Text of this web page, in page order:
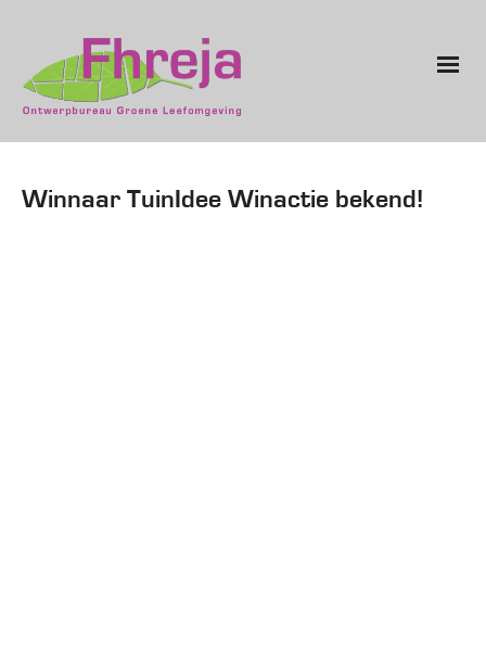
Winnaar TuinIdee Winactie bekend!